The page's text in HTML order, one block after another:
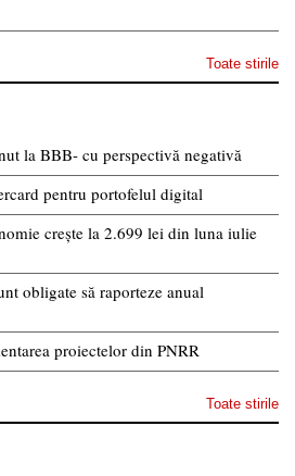
Toate stirile
la BBB- cu perspectivă negativă
pentru portofelul digital
crește la 2.699 lei din luna iulie
obligate să raporteze anual
proiectelor din PNRR
Toate stirile